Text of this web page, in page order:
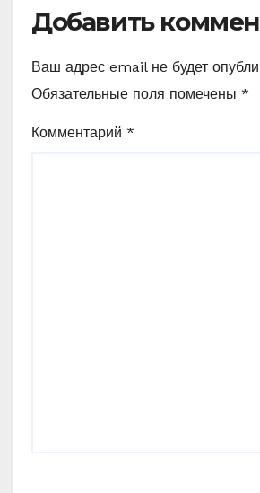
Добавить
Ваш адрес email не будет
Обязательные поля помечены *
Комментарий *